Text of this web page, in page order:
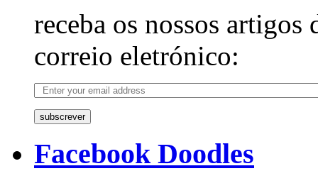
receba os nossos artigos
correio eletrónico:
subscrever
Facebook Doodles